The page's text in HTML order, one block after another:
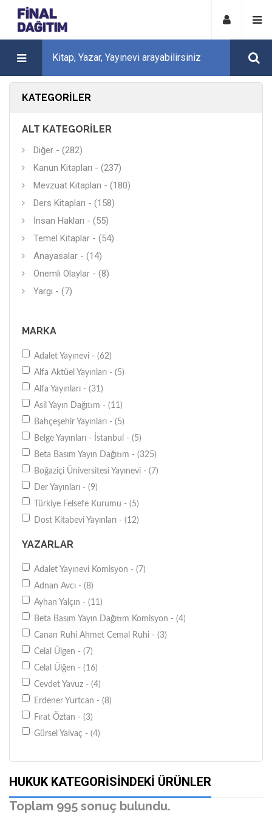
KATEGORILER
ALT KATEGORILER
Diğer - (282)
Kanun Kitapları - (237)
Mevzuat Kitapları - (180)
Ders Kitapları - (158)
İnsan Hakları - (55)
Temel Kitaplar - (54)
Anayasalar - (14)
Önemli Olaylar - (8)
Yargı - (7)
MARKA
Adalet Yayınevi - (62)
Alfa Aktüel Yayınları - (5)
Alfa Yayınları - (31)
Asil Yayın Dağıtım - (11)
Bahçeşehir Yayınları - (5)
Belge Yayınları - İstanbul - (5)
Beta Basım Yayın Dağıtım - (325)
Boğaziçi Üniversitesi Yayınevi - (7)
Der Yayınları - (9)
Türkiye Felsefe Kurumu - (5)
Dost Kitabevi Yayınları - (12)
İletişim Yayınları - (4)
İmge Kitabevi Yayınları - (11)
İstanbul Bilgi Üniv. Yayınları - (21)
Klasik Yayınları - (5)
Nobel Yayın Dağıtım - (5)
Ötüken Neşriyat - (8)
Savaş Yayınevi - (18)
Seçkin Yayıncılık - (52)
Siyasal Kitabevi - (11)
Tekin Yayınevi - (15)
Turhan Kitabevi - (14)
Yetkin Yayınları - (58)
Bahçeşehir Üniv. Yayınları - (6)
YAZARLAR
Adalet Yayınevi Komisyon - (7)
Adnan Avcı - (8)
Ayhan Yalçın - (11)
Beta Basım Yayın Dağıtım Komisyon - (4)
Canan Ruhi Ahmet Cemal Ruhi - (3)
Celal Ülgen - (7)
Celal Ülğen - (16)
Cevdet Yavuz - (4)
Erdener Yurtcan - (8)
Fırat Öztan - (3)
Gürsel Yalvaç - (4)
- (4)
Hamide Zafer - (4)
İsmail Ercan - (4)
HUKUK KATEGORISINDEKI ÜRÜNLER
Toplam 995 sonuç bulundu.